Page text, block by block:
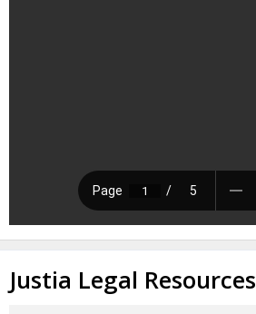
Justia Legal Resources